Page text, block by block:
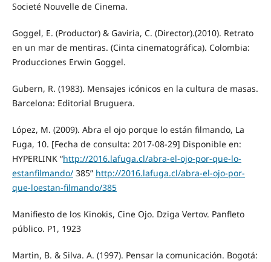
Societé Nouvelle de Cinema.
Goggel, E. (Productor) & Gaviria, C. (Director).(2010). Retrato
en un mar de mentiras. (Cinta cinematográfica). Colombia:
Producciones Erwin Goggel.
Gubern, R. (1983). Mensajes icónicos en la cultura de masas.
Barcelona: Editorial Bruguera.
López, M. (2009). Abra el ojo porque lo están filmando, La
Fuga, 10. [Fecha de consulta: 2017-08-29] Disponible en:
HYPERLINK “http://2016.lafuga.cl/abra-el-ojo-por-que-lo-
estanfilmando/385” http://2016.lafuga.cl/abra-el-ojo-por-
que-loestan-filmando/385
Manifiesto de los Kinokis, Cine Ojo. Dziga Vertov. Panfleto
público. P1, 1923
Martin, B. & Silva. A. (1997). Pensar la comunicación. Bogotá: